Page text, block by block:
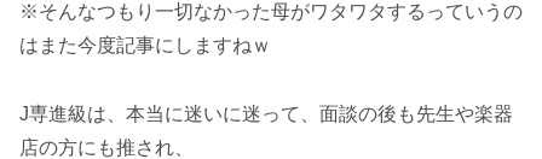
※そんなつもり一切なかった母がワタワタするっていうの
はまた今度記事にしますねｗ
J専進級は、本当に迷いに迷って、面談の後も先生や楽器
店の方にも推され、